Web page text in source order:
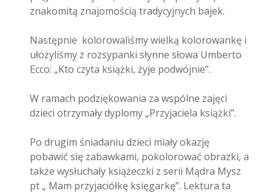
znakomitą znajomością tradycyjnych bajek.
Następnie kolorowaliśmy wielką kolorowankę i
ułożyliśmy z rozsypanki słynne słowa Umberto
Ecco: „Kto czyta książki, żyje podwójnie”.
W ramach podziękowania za wspólne zajęci
dzieci otrzymały dyplomy „Przyjaciela książki”.
Po drugim śniadaniu dzieci miały okazję
pobawić się zabawkami, pokolorować obrazki, a
także wysłuchały książeczki z serii Mądra Mysz
pt „ Mam przyjaciółkę księgarkę”. Lektura ta